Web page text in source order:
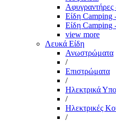
Αφυγραντήρες
Είδη
Είδη Camping
view more
Λευκά Είδη
Ανωστρώματα
/
Επιστρώματα
/
Ηλεκτρικά
/
Ηλεκτρικές
/